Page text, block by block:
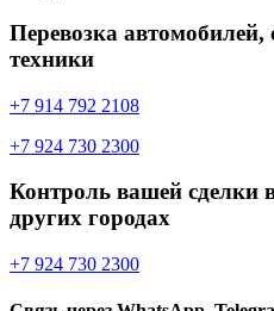
Перевозка автомобилей,
техники
+7 914 792 2108
+7 924 730 2300
Контроль вашей сделки
других городах
+7 924 730 2300